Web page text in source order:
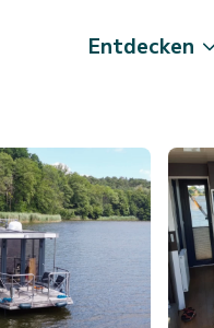
Entdecken